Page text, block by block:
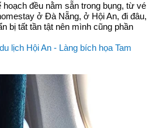
đều nằm sẵn trong bụng, từ vé
ở Đà Nẵng, ở Hội An, đi đâu,
bị tất tần tật nên mình cũng phần
lịch Hội An - Làng bích họa Tam